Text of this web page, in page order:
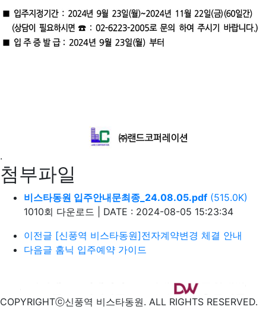
.
첨부파일
비스타동원 입주안내문최종_24.08.05.pdf (515.0K)
1010회 다운로드
DATE : 2024-08-05 15:23:34
이전글 [신풍역 비스타동원]전자계약변경 체결 안내
다음글 홈닉 입주예약 가이드
COPYRIGHTⓒ신풍역 비스타동원. ALL RIGHTS RESERVED.